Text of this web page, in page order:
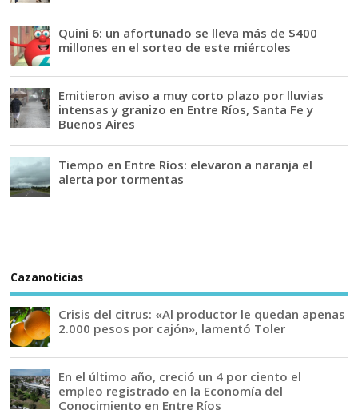
Quini 6: un afortunado se lleva más de $400
millones en el sorteo de este miércoles
Emitieron aviso a muy corto plazo por lluvias
intensas y granizo en Entre Ríos, Santa Fe y
Buenos Aires
Tiempo en Entre Ríos: elevaron a naranja el
alerta por tormentas
Cazanoticias
Crisis del citrus: «Al productor le quedan apenas
2.000 pesos por cajón», lamentó Toler
En el último año, creció un 4 por ciento el
empleo registrado en la Economía del
Conocimiento en Entre Ríos